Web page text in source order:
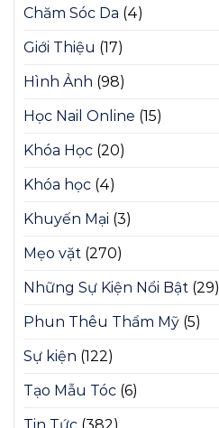
Chăm Sóc Da (4)
Giới Thiệu (17)
Hình Ảnh (98)
Học Nail Online (15)
Khóa Học (20)
Khóa học (4)
Khuyến Mại (3)
Mẹo vặt (270)
Những Sự Kiện Nổi Bật (29)
Phun Thêu Thẩm Mỹ (5)
Sự kiện (122)
Tạo Mẫu Tóc (6)